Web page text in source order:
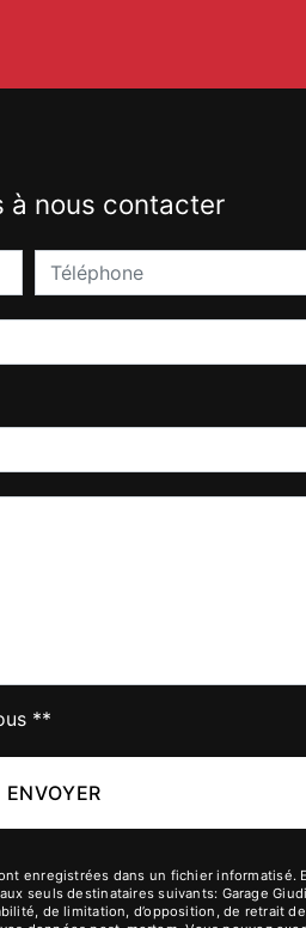
à nous contacter
**
ENVOYER
enregistrées dans un fichier informatisé.
seuls destinataires suivants: Garage
de limitation, d’opposition, de retrait